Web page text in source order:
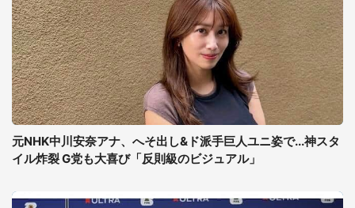
元NHK中川安奈アナ、へそ出し&ド派手巨人ユニ姿で...神スタ
イル炸裂 G党も大喜び「反則級のビジュアル」